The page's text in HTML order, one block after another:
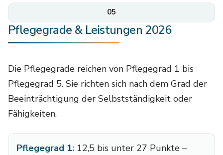
05
Pflegegrade & Leistungen 2026
Die Pflegegrade reichen von Pflegegrad 1 bis
Pflegegrad 5. Sie richten sich nach dem Grad der
Beeinträchtigung der Selbstständigkeit oder
Fähigkeiten.
Pflegegrad 1: 12,5 bis unter 27 Punkte –